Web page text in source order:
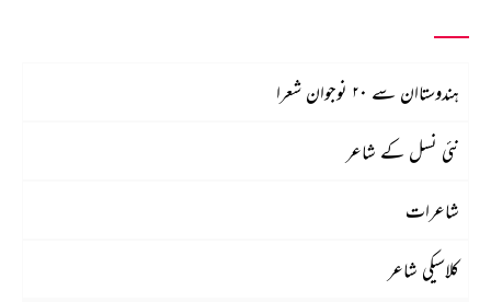
ہندوستاان سے ۲۰ نوجوان شعرا
نئی نسل کے شاعر
شاعرات
کلاسیکی شاعر